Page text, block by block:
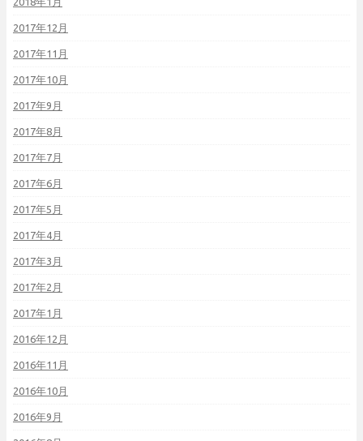
2017年12月
2017年11月
2017年10月
2017年9月
2017年8月
2017年7月
2017年6月
2017年5月
2017年4月
2017年3月
2017年2月
2017年1月
2016年12月
2016年11月
2016年10月
2016年9月